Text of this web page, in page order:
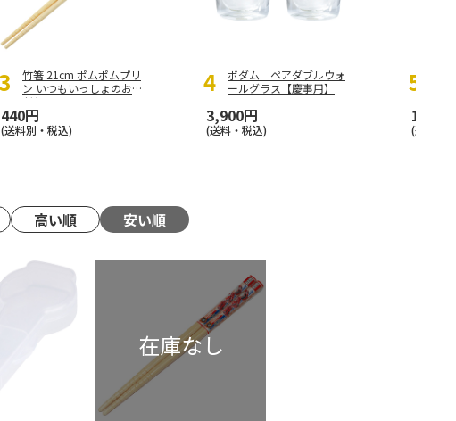
竹箸 21cm ポムポムプリ
ン いつもいっしょのお友
だち
440円
(送料別・税込)
ボダム ペアダブルウォ
ールグラス【慶事用】
3,900円
(送料・税込)
1,375
(送料別
高い順 安い順